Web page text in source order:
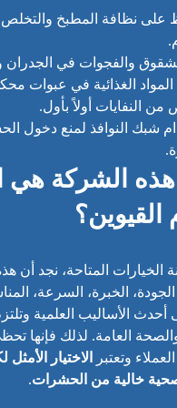
على نظافة المطبخ والتخلص
والفجوات في الجدران
الغذائية في عبوات
من النفايات أولاً بأول.
شبك النوافذ لمنع دخول
هذه الشركة هي
الخيارات المتاحة، نجد أن
الخبرة، السرعة،
أحدث الأساليب العلمية
العامة. لذلك فإنها
وتعتبر
الاختيار
خالية من الحشرات.